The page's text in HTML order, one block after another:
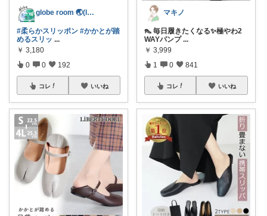
globe room 🌏️(lvl )
#柔らかスリッポン #かかとが踏
めるスリッ ...
￥ 3,180
0 0 192
コレ いいね
マキノ
👠 毎日履きたくなる✨極やわ2
WAYパンプ ...
￥ 3,999
1 0 841
コレ いいね